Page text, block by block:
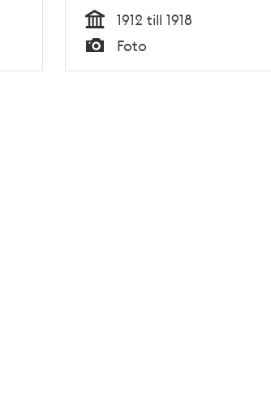
Tid
1912 till 1918
Typ
Foto